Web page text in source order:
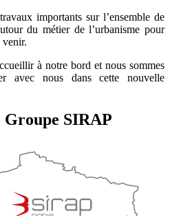
importants sur l’ensemble de
du métier de l’urbanisme pour
venir.
à notre bord et nous sommes
avec nous dans cette nouvelle
SIRAP